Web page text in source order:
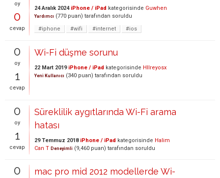
oy
0
cevap
24 Aralık 2024 iPhone / iPad kategorisinde Guwhen
Yardımcı (770 puan) tarafından soruldu
#iphone
#wifi #internet #ios
0
oy
1
cevap
Wi-Fi düşme sorunu
22 Mart 2019 iPhone / iPad kategorisinde Hllreyosx
Yeni Kullanıcı (340 puan) tarafından soruldu
0
oy
1
cevap
Süreklilik aygıtlarında Wi-Fi arama
hatası
29 Temmuz 2018 iPhone / iPad kategorisinde Halim
Can T Deneyimli (9,460 puan) tarafından soruldu
0
mac pro mid 2012 modellerde Wi-